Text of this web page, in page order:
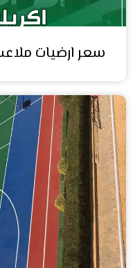
سعر ارضيات